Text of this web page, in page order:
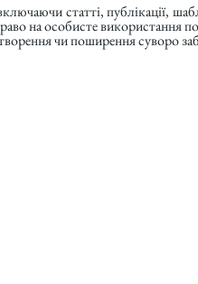
статті, публікації,
на особисте використання
чи поширення суворо